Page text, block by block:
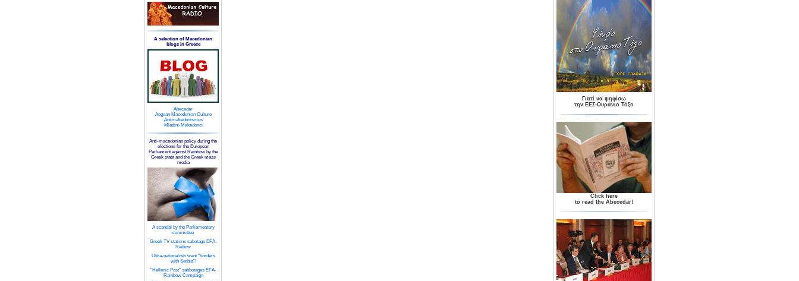
A selection of Macedonian
blogs in Greece
Abecedar
Aegean Macedonian Culture
Antimakedonismos
Mladini-Makedonci
Anti-macedonian policy during the
elections for the European
Parliament against Rainbow by the
Greek state and the Greek mass
media
A scandal by the Parliamentary
committee
Greek TV stations sabotage EFA-
Raibow
Ultra-nationalists want "borders
with Serbia"!
"Hellenic Post" sabbotages EFA-
Rainbow Campaign
Γιατί να ψηφίσω
την ΕΕΣ-Ουράνιο Τόξο
Click here
to read the Abecedar!